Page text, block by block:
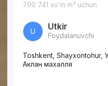
790 741 soʻm m² uchun
U Utkir
Foydalanuvchi
Toshkent, Shayxontohur,
Аклан махалля